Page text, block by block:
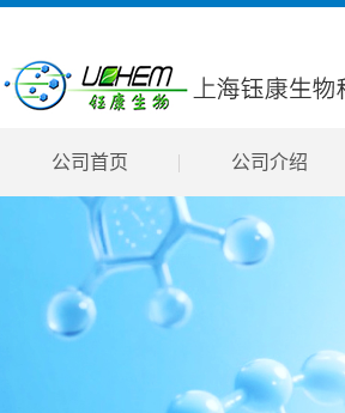
公司首页 公司介绍